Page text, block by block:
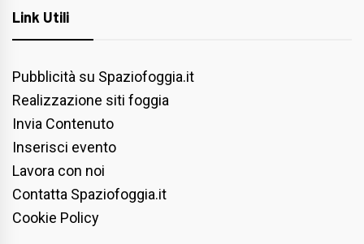
Link Utili
Pubblicità su Spaziofoggia.it
Realizzazione siti foggia
Invia Contenuto
Inserisci evento
Lavora con noi
Contatta Spaziofoggia.it
Cookie Policy